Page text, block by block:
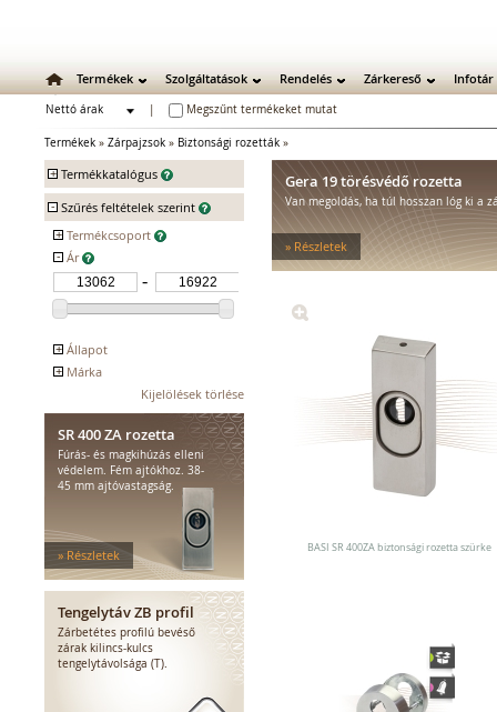
Termékek Szolgáltatások Rendelés Zárkereső Infotár
Nettó árak
Megszűnt termékeket mutat
Termékek » Zárpajzsok » Biztonsági rozetták »
+ Termékkatalógus
Mechanikus zárak
Mechanikus bevéső zárak
Zárbetétek
Lakatok
Kiegészítő zárak
Zárpajzsok
Biztonsági zárpajzsok
Zárpajzsok tűzgátló ajtókhoz
Biztonsági rozetták
Rövid zárpajzsok
Kilincsrudak, tengelyek
Rögzítőcsavarok
Mechanikus kiegészítők
Elektromos bevéső zárak
Zárfogadók
MEDIATOR biztonsági zárak
Elektromágnesek
Elektromos zár kiegészítők
- Szűrés feltételek szerint
+ Termékcsoport
Basi SR 350
Basi SR 350 ZA
- Ár
+ Állapot
Kifutó
+ Márka
Kijelölések törlése
SR 400 ZA rozetta
Fúrás- és magkihúzás elleni
védelem. Fém ajtókhoz. 38-
45 mm ajtóvastagság.
» Részletek
Tengelytáv ZB profil
Zárbetétes profilú bevéső
zárak kilincs-kulcs
tengelytávolsága (T).
Gera 19 törésvédő rozetta
Van megoldás, ha túl hosszan lóg ki a
» Részletek
BASI SR 400ZA biztonsági rozetta szürke